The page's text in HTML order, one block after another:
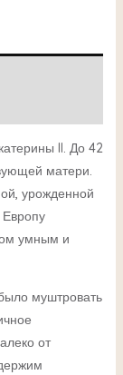
II. До 42
матери.
урожденной
умным и
муштровать
от